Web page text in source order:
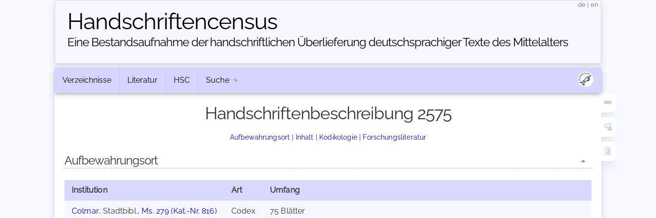
Handschriften­census
Eine Bestandsaufnahme der handschriftlichen Über­lieferung deutschsprachiger Texte des Mittelalters
de en
Verzeichnisse Literatur HSC Suche
Handschriftenbeschreibung 2575
Aufbewahrungsort | Inhalt | Kodikologie| Forschungsliteratur
Aufbewahrungsort
Institution Art Umfang
Colmar, Stadtbibl., Ms. 279 (Kat.-Nr. 816) Codex 75 Blätter